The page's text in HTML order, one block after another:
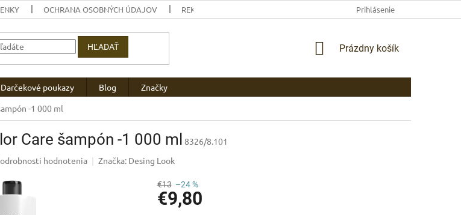
OCHRANA OSOBNÝCH ÚDAJOV REKLAMAČNÉ PODMIENKY AKO NAKUPOVAŤ PLATBA
Prihlásenie
HĽADAŤ
NÁKUPNÝ
Prázdny košík
Darčekové poukazy Blog
Značky
-1 000 ml
Care šampón -1 000 ml 8326/8.101
hodnotenia Značka: Desing Look
€13 –24 %
€9,80